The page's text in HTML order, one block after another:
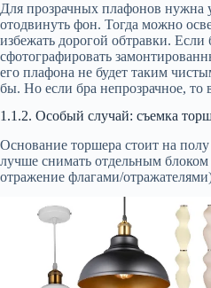
Для прозрачных плафонов нужна
отодвинуть фон. Тогда можно
избежать дорогой обтравки.
сфотографировать
его плафона не будет таким
бы. Но если бра непрозрачное, то
1.1.2. Особый случай: съемка
Основание торшера стоит на
лучше снимать отдельным блоком
отражение флагами/